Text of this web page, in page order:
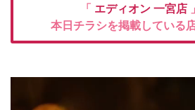
「 エディオン 一宮店
本日チラシを掲載している